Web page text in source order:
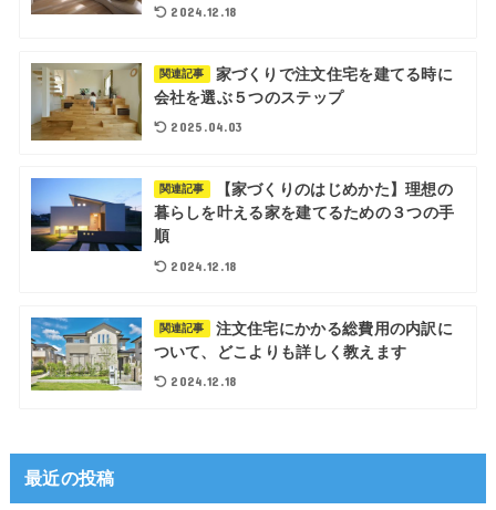
2024.12.18
関連記事
家づくりで注文住宅を建てる時に
会社を選ぶ５つのステップ
2025.04.03
関連記事
【家づくりのはじめかた】理想の
暮らしを叶える家を建てるための３つの手
順
2024.12.18
関連記事
注文住宅にかかる総費用の内訳に
ついて、どこよりも詳しく教えます
2024.12.18
最近の投稿